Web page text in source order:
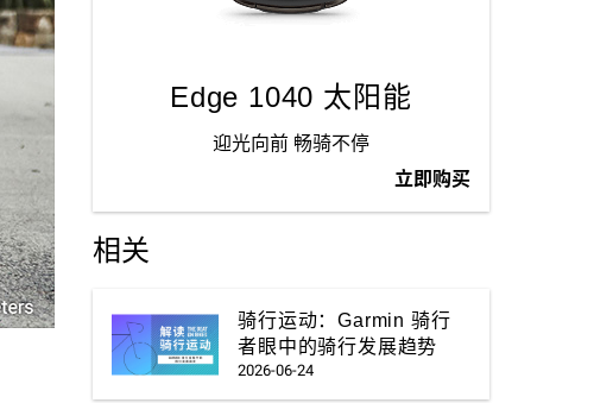
Edge 1040 太阳能
迎光向前 畅骑不停
立即购买
相关
骑行运动：Garmin 骑行
者眼中的骑行发展趋势
2026-06-24